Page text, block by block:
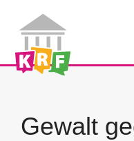
Gewalt